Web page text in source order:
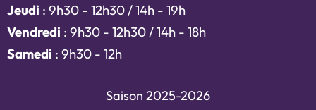
Jeudi : 9h30 - 12h30 / 14h - 19h
Vendredi : 9h30 - 12h30 / 14h - 18h
Samedi : 9h30 - 12h
Saison 2025-2026